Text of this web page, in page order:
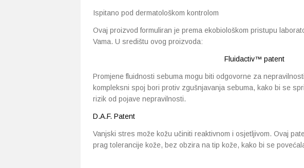
Ispitano pod dermatološkom kontrolom
Ovaj proizvod formuliran je prema ekobiološkom pristupu
Vama. U središtu ovog proizvoda:
Fluidactiv™ patent
Promjene fluidnosti sebuma mogu biti odgovorne za
kompleksni spoj bori protiv zgušnjavanja sebuma, kako bi se
rizik od pojave nepravilnosti.
D.A.F. Patent
Vanjski stres može kožu učiniti reaktivnom i osjetljivom. Ovaj
prag tolerancije kože, bez obzira na tip kože, kako bi se